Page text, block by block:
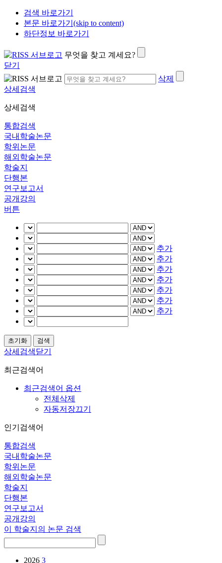
검색 바로가기
본문 바로가기(skip to content)
하단정보 바로가기
무엇을 찾고 계세요?
닫기
삭제
상세검색
상세검색
통합검색
국내학술논문
학위논문
해외학술논문
학술지
단행본
연구보고서
공개강의
버튼
추가
추가
추가
추가
추가
추가
추가
상세검색닫기
최근검색어
최근검색어 옵션
전체삭제
자동저장끄기
인기검색어
통합검색
국내학술논문
학위논문
해외학술논문
학술지
단행본
연구보고서
공개강의
이 학술지의 논문 검색
2026 3